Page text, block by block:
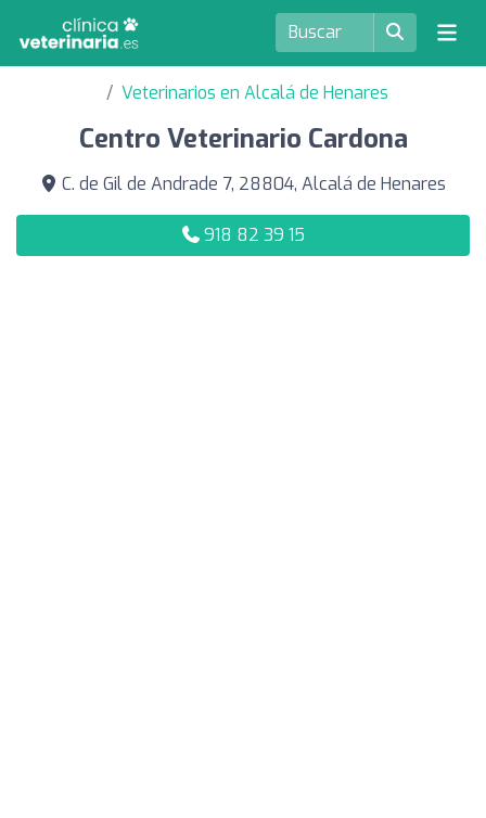
Veterinarios en Alcalá de Henares
Centro Veterinario Cardona
C. de Gil de Andrade 7, 28804, Alcalá de Henares
918 82 39 15